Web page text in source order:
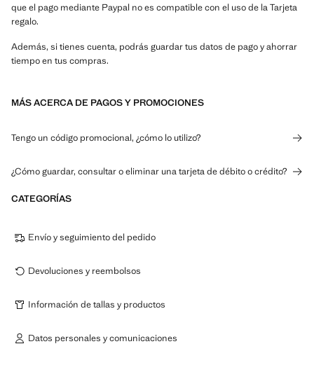
que el pago mediante Paypal no es compatible con el uso de la Tarjeta
regalo.
Además, si tienes cuenta, podrás guardar tus datos de pago y ahorrar
tiempo en tus compras.
MÁS ACERCA DE PAGOS Y PROMOCIONES
Tengo un código promocional, ¿cómo lo utilizo?
¿Cómo guardar, consultar o eliminar una tarjeta de débito o crédito?
CATEGORÍAS
Envío y seguimiento del pedido
Devoluciones y reembolsos
Información de tallas y productos
Datos personales y comunicaciones